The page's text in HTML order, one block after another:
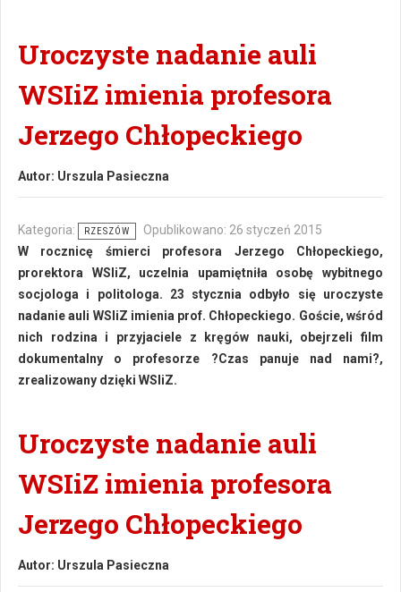
Uroczyste nadanie auli
WSIiZ imienia profesora
Jerzego Chłopeckiego
Autor: Urszula Pasieczna
Kategoria: RZESZÓW
Opublikowano: 26 styczeń 2015
W rocznicę śmierci profesora Jerzego Chłopeckiego,
prorektora WSIiZ, uczelnia upamiętniła osobę wybitnego
socjologa i politologa. 23 stycznia odbyło się uroczyste
nadanie auli WSIiZ imienia prof. Chłopeckiego. Goście, wśród
nich rodzina i przyjaciele z kręgów nauki, obejrzeli film
dokumentalny o profesorze ?Czas panuje nad nami?,
zrealizowany dzięki WSIiZ.
Uroczyste nadanie auli
WSIiZ imienia profesora
Jerzego Chłopeckiego
Autor: Urszula Pasieczna